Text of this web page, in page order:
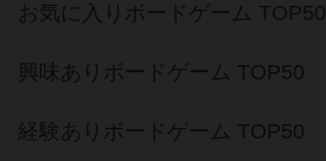
お気に入りボードゲーム TOP50
興味ありボードゲーム TOP50
経験ありボードゲーム TOP50